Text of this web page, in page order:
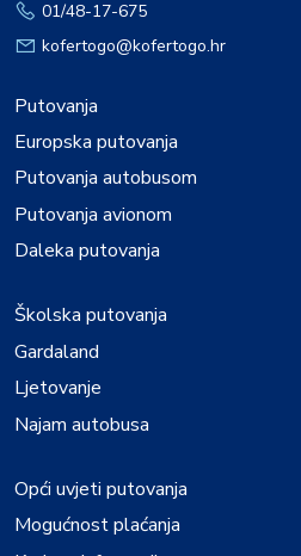
01/48-17-675
kofertogo@kofertogo.hr
Putovanja
Europska putovanja
Putovanja autobusom
Putovanja avionom
Daleka putovanja
Školska putovanja
Gardaland
Ljetovanje
Najam autobusa
Opći uvjeti putovanja
Mogućnost plaćanja